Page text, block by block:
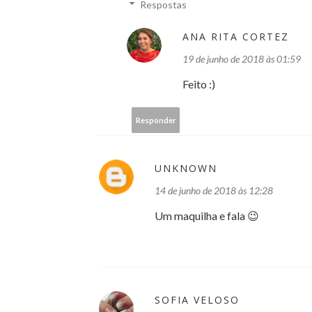
Respostas
ANA RITA CORTEZ
19 de junho de 2018 às 01:59
Feito :)
Responder
UNKNOWN
14 de junho de 2018 às 12:28
Um maquilha e fala 😉
SOFIA VELOSO